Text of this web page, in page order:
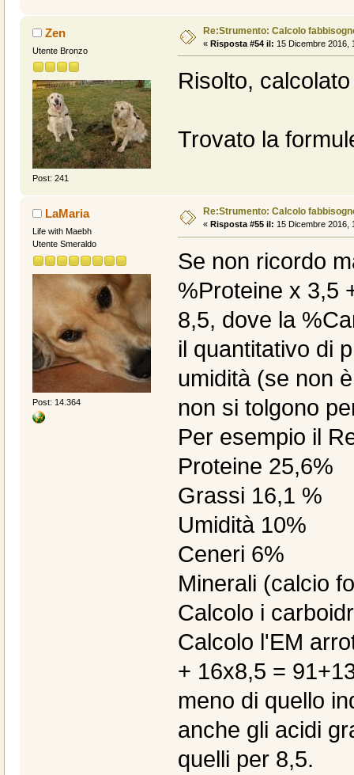
Zen
Utente Bronzo
Post: 241
Re:Strumento: Calcolo
« Risposta #54 il: 15 Dicembre 2016,
Risolto,
Trovato la
LaMaria
Life with Maebh
Utente Smeraldo
Post: 14.364
Re:Strumento: Calcolo
« Risposta #55 il: 15 Dicembre 2016,
Se non ricordo
%Proteine x 3,5
8,5, dove la
il quantitativo di
umidità (se non
non si tolgono
Per esempio il
Proteine 25,6%
Grassi 16,1 %
Umidità 10%
Ceneri 6%
Minerali (calcio
Calcolo i
Calcolo l'EM
+ 16x8,5 =
meno di quello
anche gli acidi
quelli per 8,5.